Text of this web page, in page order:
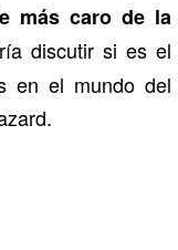
más caro de la
discutir si es el
en el mundo del